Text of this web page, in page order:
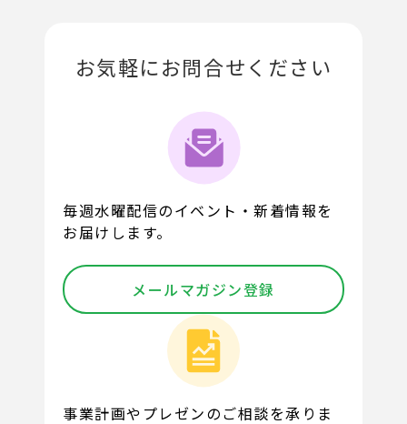
お気軽にお問合せください
毎週水曜配信のイベント・新着情報を
お届けします。
メールマガジン登録
事業計画やプレゼンのご相談を承りま